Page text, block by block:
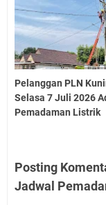
Pelanggan PLN
Selasa 7 Juli 2026
Pemadaman Listrik
Posting
Jadwal